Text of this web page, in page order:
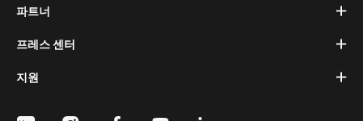
파트너
프레스 센터
지원